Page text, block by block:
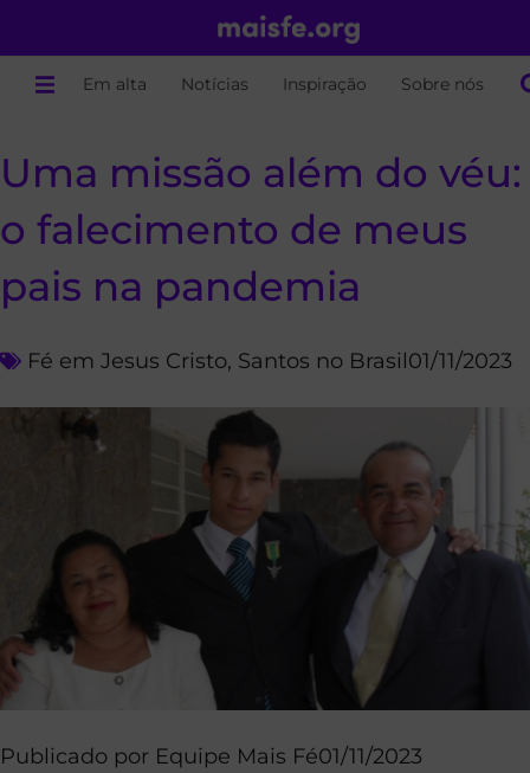
Em alta Notícias Inspiração Sobre nós
Uma missão além do véu:
o falecimento de meus
pais na pandemia
Fé em Jesus Cristo, Santos no Brasil01/11/2023
Publicado por Equipe Mais Fé01/11/2023